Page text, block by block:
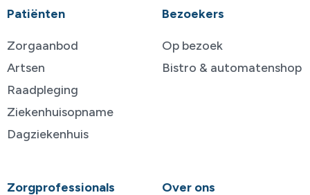
Patiënten
Zorgaanbod
Artsen
Raadpleging
Ziekenhuisopname
Dagziekenhuis
Bezoekers
Op bezoek
Bistro & automatenshop
Zorgprofessionals
Over ons